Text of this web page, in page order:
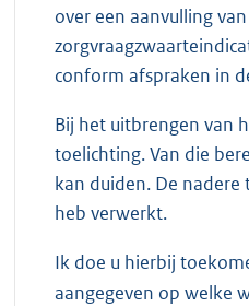
over een aanvulling
conform afspraken in
Bij het uitbrengen van
toelichting. Van die
kan duiden. De
heb verwerkt.
Ik doe u hierbij
aangegeven op welke